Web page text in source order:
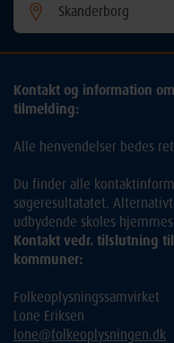
Skanderborg
Kontakt og information
tilmelding:
Alle henvendelser bedes
Du finder alle
søgeresultatatet.
udbydende skoles
Kontakt vedr. tilslutning
kommuner:
Folkeoplysningssamvirket
Lone Eriksen
lone@folkeoplysningen.dk